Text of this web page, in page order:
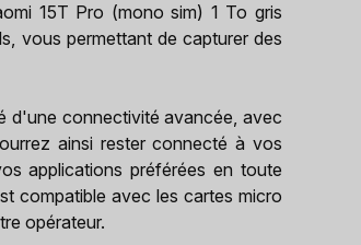
15T Pro (mono sim) 1 To gris
vous permettant de capturer des
d'une connectivité avancée, avec
ainsi rester connecté à vos
applications préférées en toute
compatible avec les cartes micro
opérateur.